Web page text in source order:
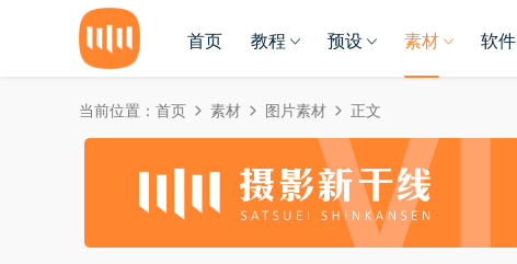
首页 教程 预设 素材 软件
当前位置： 首页 素材 图片素材 正文